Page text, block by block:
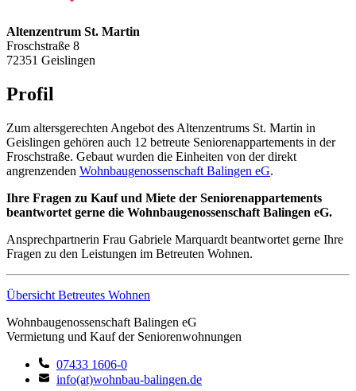
Altenzentrum St. Martin
Froschstraße 8
72351 Geislingen
Profil
Zum altersgerechten Angebot des Altenzentrums St. Martin in
Geislingen gehören auch 12 betreute Seniorenappartements in der
Froschstraße. Gebaut wurden die Einheiten von der direkt
angrenzenden Wohnbaugenossenschaft Balingen eG.
Ihre Fragen zu Kauf und Miete der Seniorenappartements
beantwortet gerne die Wohnbaugenossenschaft Balingen eG.
Ansprechpartnerin Frau Gabriele Marquardt beantwortet gerne Ihre
Fragen zu den Leistungen im Betreuten Wohnen.
Übersicht Betreutes Wohnen
Wohnbaugenossenschaft Balingen eG
Vermietung und Kauf der Seniorenwohnungen
07433 1606-0
info(at)wohnbau-balingen.de